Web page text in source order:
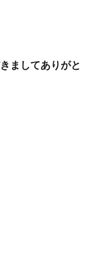
ましてありがと